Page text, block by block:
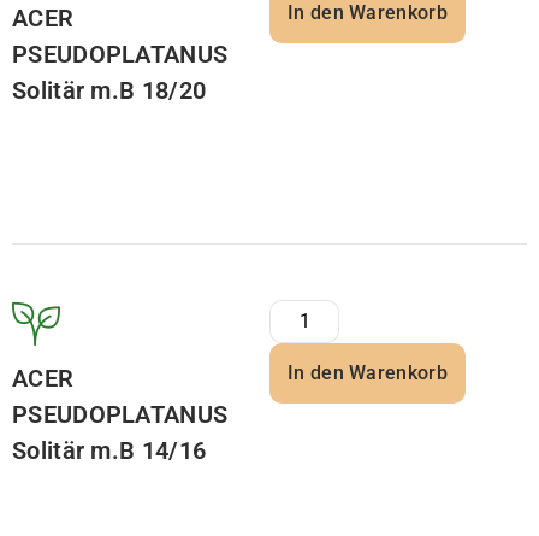
ACER
PSEUDOPLATANUS
Solitär m.B 18/20
In den Warenkorb
ACER
PSEUDOPLATANUS
Solitär m.B 14/16
In den Warenkorb